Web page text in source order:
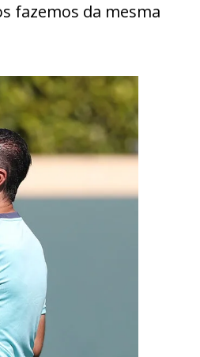
fazemos da mesma